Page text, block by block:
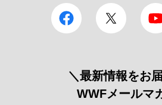
facebook Twitter
＼最新情報をお
WWFメールマ